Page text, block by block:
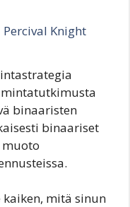
Percival Knight
binaaristen
binaariset
muoto
mitä sinun